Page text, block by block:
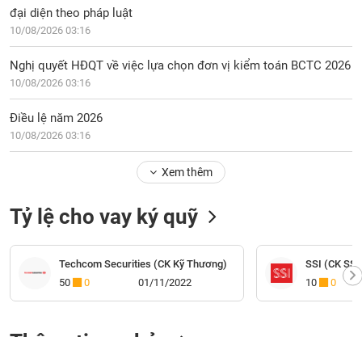
đại diện theo pháp luật
10/08/2026 03:16
Nghị quyết HĐQT về việc lựa chọn đơn vị kiểm toán BCTC 2026
10/08/2026 03:16
Điều lệ năm 2026
10/08/2026 03:16
Xem thêm
Tỷ lệ cho vay ký quỹ
Techcom Securities (CK Kỹ Thương)
50
0 01/11/2022
SSI (CK
10
0